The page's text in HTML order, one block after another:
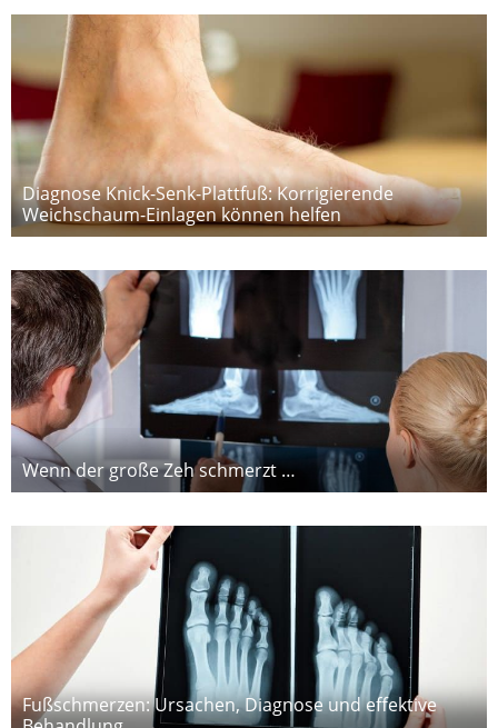
Diagnose Knick-Senk-Plattfuß: Korrigierende
Weichschaum-Einlagen können helfen
Wenn der große Zeh schmerzt …
Fußschmerzen: Ursachen, Diagnose und effektive